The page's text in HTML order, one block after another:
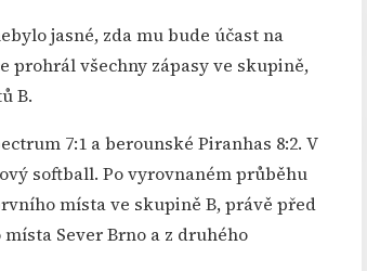
jasné, zda mu bude účast na
prohrál všechny zápasy ve skupině,
B.
7:1 a berounské Piranhas 8:2. V
softball. Po vyrovnaném průběhu
místa ve skupině B, právě před
Sever Brno a z druhého